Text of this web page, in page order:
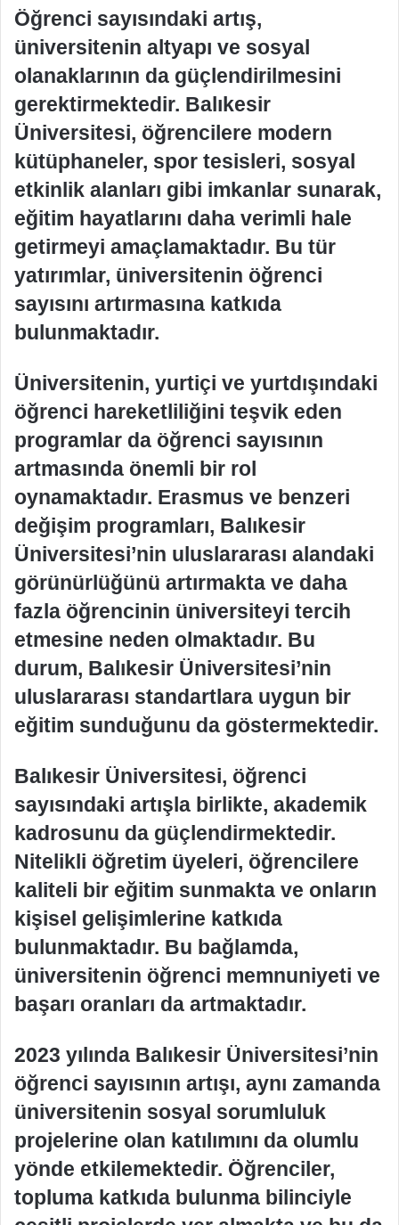
Öğrenci sayısındaki artış,
üniversitenin altyapı ve sosyal
olanaklarının da güçlendirilmesini
gerektirmektedir. Balıkesir
Üniversitesi, öğrencilere modern
kütüphaneler, spor tesisleri, sosyal
etkinlik alanları gibi imkanlar sunarak,
eğitim hayatlarını daha verimli hale
getirmeyi amaçlamaktadır. Bu tür
yatırımlar, üniversitenin öğrenci
sayısını artırmasına katkıda
bulunmaktadır.
Üniversitenin, yurtiçi ve yurtdışındaki
öğrenci hareketliliğini teşvik eden
programlar da öğrenci sayısının
artmasında önemli bir rol
oynamaktadır. Erasmus ve benzeri
değişim programları, Balıkesir
Üniversitesi’nin uluslararası alandaki
görünürlüğünü artırmakta ve daha
fazla öğrencinin üniversiteyi tercih
etmesine neden olmaktadır. Bu
durum, Balıkesir Üniversitesi’nin
uluslararası standartlara uygun bir
eğitim sunduğunu da göstermektedir.
Balıkesir Üniversitesi, öğrenci
sayısındaki artışla birlikte, akademik
kadrosunu da güçlendirmektedir.
Nitelikli öğretim üyeleri, öğrencilere
kaliteli bir eğitim sunmakta ve onların
kişisel gelişimlerine katkıda
bulunmaktadır. Bu bağlamda,
üniversitenin öğrenci memnuniyeti ve
başarı oranları da artmaktadır.
2023 yılında Balıkesir Üniversitesi’nin
öğrenci sayısının artışı, aynı zamanda
üniversitenin sosyal sorumluluk
projelerine olan katılımını da olumlu
yönde etkilemektedir. Öğrenciler,
topluma katkıda bulunma bilinciyle